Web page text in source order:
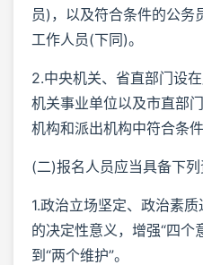
员)，以及符合条件的公务
工作人员(下同)。
2.中央机关、省直部门设
机关事业单位以及市直部
机构和派出机构中符合条
(二)报名人员应当具备下
1.政治立场坚定、政治素
的决定性意义，增强“四个
到“两个维护”。